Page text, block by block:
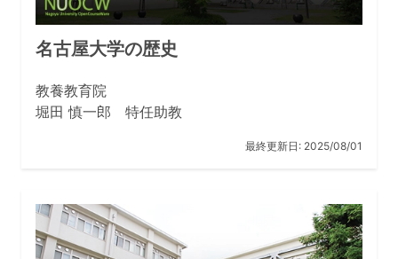
名古屋大学の歴史
教養教育院
堀田 慎一郎 特任助教
最終更新日: 2025/08/01